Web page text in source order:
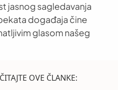
jasnog sagledavanja
događaja čine
glasom našeg
OVE ČLANKE: